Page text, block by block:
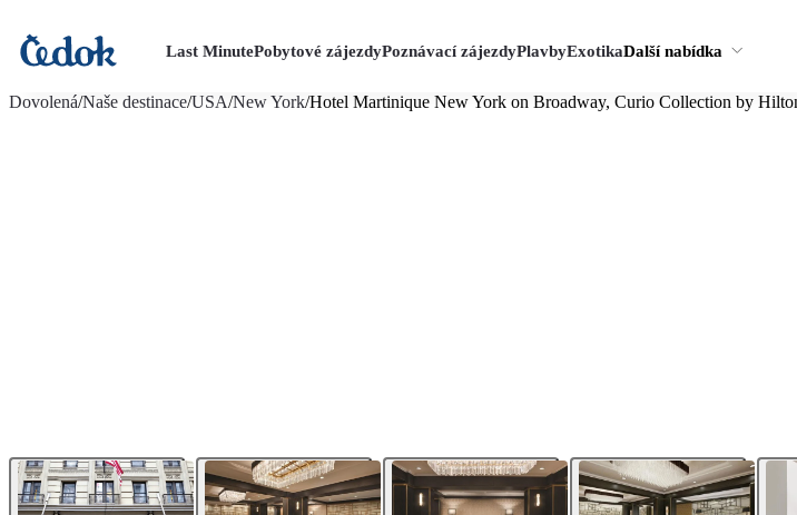
Last MinutePobytové zájezdyPoznávací zájezdyPlavbyExotikaDalší nabídka
Dovolená/Naše destinace/USA/New York/Hotel Martinique New York on Broadway, Curio Collection by